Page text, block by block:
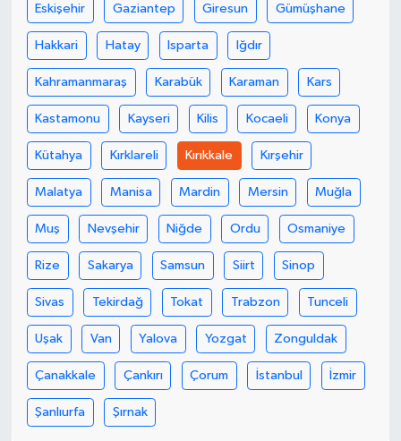
Eskişehir Gaziantep Giresun Gümüşhane
Hakkari Hatay Isparta Iğdır
Kahramanmaraş Karabük Karaman Kars
Kastamonu Kayseri Kilis Kocaeli Konya
Kütahya Kırklareli Kırıkkale Kırşehir
Malatya Manisa Mardin Mersin Muğla
Muş Nevşehir Niğde Ordu Osmaniye
Rize Sakarya Samsun Siirt Sinop
Sivas Tekirdağ Tokat Trabzon Tunceli
Uşak Van Yalova Yozgat Zonguldak
Çanakkale Çankırı Çorum İstanbul İzmir
Şanlıurfa Şırnak